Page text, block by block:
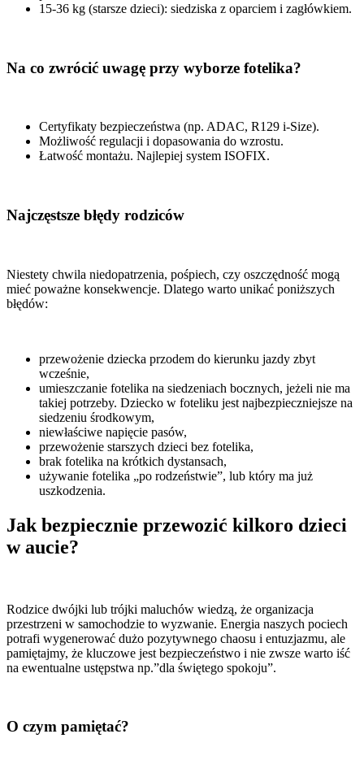
15-36 kg (starsze dzieci): siedziska z oparciem i zagłówkiem.
Na co zwrócić uwagę przy wyborze fotelika?
Certyfikaty bezpieczeństwa (np. ADAC, R129 i-Size).
Możliwość regulacji i dopasowania do wzrostu.
Łatwość montażu. Najlepiej system ISOFIX.
Najczęstsze błędy rodziców
Niestety chwila niedopatrzenia, pośpiech, czy oszczędność mogą
mieć poważne konsekwencje. Dlatego warto unikać poniższych
błędów:
przewożenie dziecka przodem do kierunku jazdy zbyt
wcześnie,
umieszczanie fotelika na siedzeniach bocznych, jeżeli nie ma
takiej potrzeby. Dziecko w foteliku jest najbezpieczniejsze na
siedzeniu środkowym,
niewłaściwe napięcie pasów,
przewożenie starszych dzieci bez fotelika,
brak fotelika na krótkich dystansach,
używanie fotelika „po rodzeństwie”, lub który ma już
uszkodzenia.
Jak bezpiecznie przewozić kilkoro dzieci
w aucie?
Rodzice dwójki lub trójki maluchów wiedzą, że organizacja
przestrzeni w samochodzie to wyzwanie. Energia naszych pociech
potrafi wygenerować dużo pozytywnego chaosu i entuzjazmu, ale
pamiętajmy, że kluczowe jest bezpieczeństwo i nie zwsze warto iść
na ewentualne ustępstwa np.”dla świętego spokoju”.
O czym pamiętać?